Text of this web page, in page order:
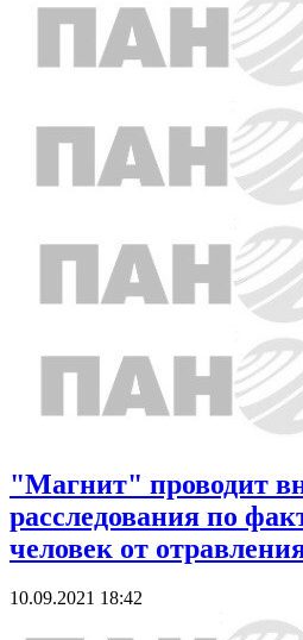
"Магнит" проводит
расследования по
человек от
10.09.2021 18:42